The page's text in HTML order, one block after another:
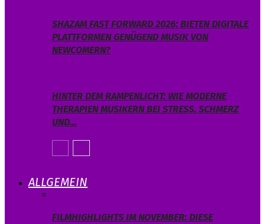
SHAZAM FAST FORWARD 2026: BIETEN DIGITALE
PLATTFORMEN GENÜGEND MUSIK VON
NEWCOMERN?
HINTER DEM RAMPENLICHT: WIE MODERNE
THERAPIEN MUSIKERN BEI STRESS, SCHMERZ
UND…
ALLGEMEIN
FILMHIGHLIGHTS IM NOVEMBER: DIESE